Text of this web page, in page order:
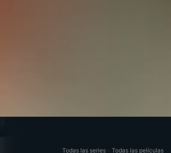
Todas las series · Todas las películas